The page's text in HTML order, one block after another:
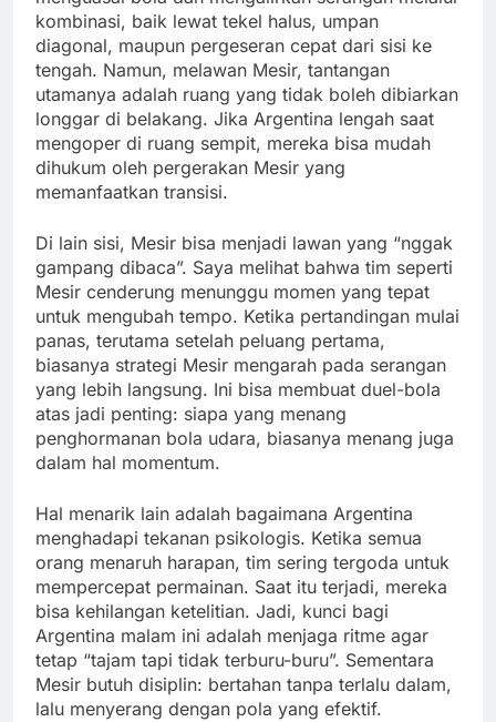
kombinasi, baik lewat tekel halus, umpan
diagonal, maupun pergeseran cepat dari sisi ke
tengah. Namun, melawan Mesir, tantangan
utamanya adalah ruang yang tidak boleh dibiarkan
longgar di belakang. Jika Argentina lengah saat
mengoper di ruang sempit, mereka bisa mudah
dihukum oleh pergerakan Mesir yang
memanfaatkan transisi.
Di lain sisi, Mesir bisa menjadi lawan yang “nggak
gampang dibaca”. Saya melihat bahwa tim seperti
Mesir cenderung menunggu momen yang tepat
untuk mengubah tempo. Ketika pertandingan mulai
panas, terutama setelah peluang pertama,
biasanya strategi Mesir mengarah pada serangan
yang lebih langsung. Ini bisa membuat duel-bola
atas jadi penting: siapa yang menang
penghormanan bola udara, biasanya menang juga
dalam hal momentum.
Hal menarik lain adalah bagaimana Argentina
menghadapi tekanan psikologis. Ketika semua
orang menaruh harapan, tim sering tergoda untuk
mempercepat permainan. Saat itu terjadi, mereka
bisa kehilangan ketelitian. Jadi, kunci bagi
Argentina malam ini adalah menjaga ritme agar
tetap “tajam tapi tidak terburu-buru”. Sementara
Mesir butuh disiplin: bertahan tanpa terlalu dalam,
lalu menyerang dengan pola yang efektif.